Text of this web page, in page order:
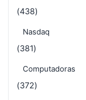
(438)
Nasdaq
(381)
Computadoras
(372)